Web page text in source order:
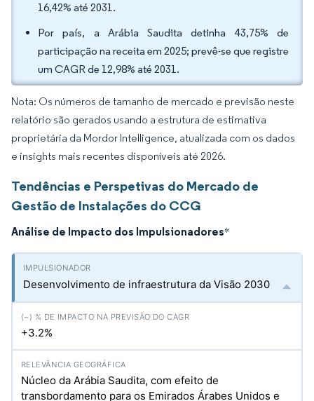
16,42% até 2031.
Por país, a Arábia Saudita detinha 43,75% de
participação na receita em 2025; prevê-se que registre
um CAGR de 12,98% até 2031.
Nota: Os números de tamanho de mercado e previsão neste
relatório são gerados usando a estrutura de estimativa
proprietária da Mordor Intelligence, atualizada com os dados
e insights mais recentes disponíveis até 2026.
Tendências e Perspetivas do Mercado de
Gestão de Instalações do CCG
Análise de Impacto dos Impulsionadores*
Desenvolvimento de infraestrutura da Visão 2030
+3.2%
Núcleo da Arábia Saudita, com efeito de
transbordamento para os Emirados Árabes Unidos e